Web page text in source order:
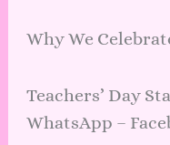
Why We
Teachers’ Day
WhatsApp –